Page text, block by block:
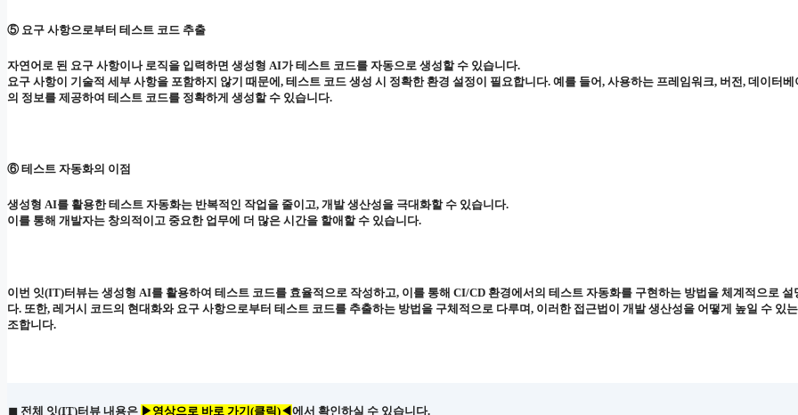
⑤ 요구 사항으로부터 테스트 코드 추출
자연어로 된 요구 사항이나 로직을 입력하면 생성형 AI가 테스트 코드를 자동으로 생성할 수 있습니다.
요구 사항이 기술적 세부 사항을 포함하지 않기 때문에, 테스트 코드 생성 시 정확한 환경 설정이 필요합니다. 예를 들어, 사용하는 프레임워크, 버전, 데이터베
의 정보를 제공하여 테스트 코드를 정확하게 생성할 수 있습니다.
⑥ 테스트 자동화의 이점
생성형 AI를 활용한 테스트 자동화는 반복적인 작업을 줄이고, 개발 생산성을 극대화할 수 있습니다.
이를 통해 개발자는 창의적이고 중요한 업무에 더 많은 시간을 할애할 수 있습니다.
이번 잇(IT)터뷰는 생성형 AI를 활용하여 테스트 코드를 효율적으로 작성하고, 이를 통해 CI/CD 환경에서의 테스트 자동화를 구현하는 방법을 체계적으로 설
다. 또한, 레거시 코드의 현대화와 요구 사항으로부터 테스트 코드를 추출하는 방법을 구체적으로 다루며, 이러한 접근법이 개발 생산성을 어떻게 높일 수 있
조합니다.
◼ 전체 잇(IT)터뷰 내용은 ▶영상으로 바로 가기(클릭)◀ 에서 확인하실 수 있습니다.